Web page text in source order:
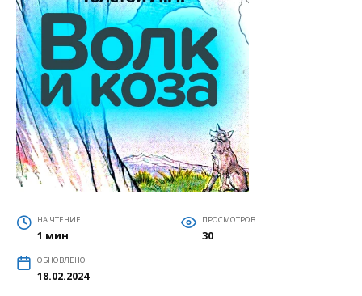
НА ЧТЕНИЕ
1 мин
ПРОСМОТРОВ
30
ОБНОВЛЕНО
18.02.2024